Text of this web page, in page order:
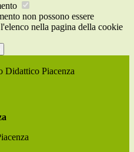
non possono essere
nella pagina della cookie
Didattico Piacenza